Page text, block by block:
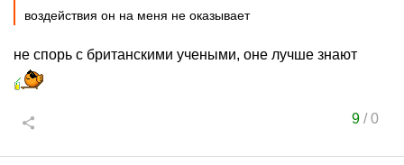
воздействия он на меня не оказывает
не спорь с британскими учеными, оне лучше знают
9/0